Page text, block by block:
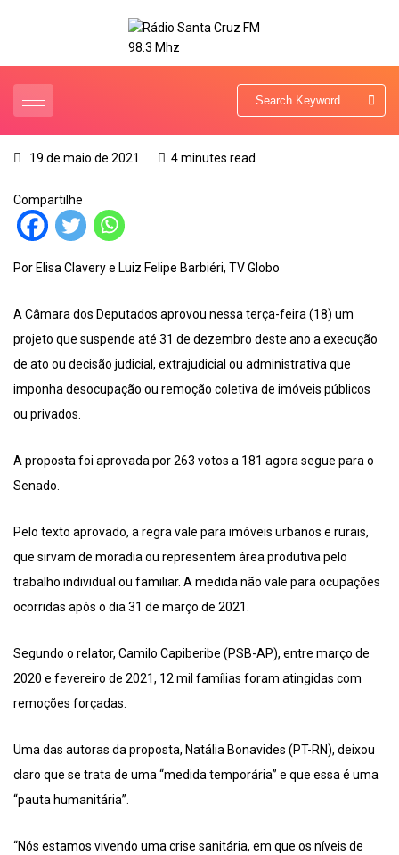
19 de maio de 2021 4 minutes read
Compartilhe
Por Elisa Clavery e Luiz Felipe Barbiéri, TV Globo
A Câmara dos Deputados aprovou nessa terça-feira (18) um
projeto que suspende até 31 de dezembro deste ano a execução
de ato ou decisão judicial, extrajudicial ou administrativa que
imponha desocupação ou remoção coletiva de imóveis públicos
ou privados.
A proposta foi aprovada por 263 votos a 181 agora segue para o
Senado.
Pelo texto aprovado, a regra vale para imóveis urbanos e rurais,
que sirvam de moradia ou representem área produtiva pelo
trabalho individual ou familiar. A medida não vale para ocupações
ocorridas após o dia 31 de março de 2021.
Segundo o relator, Camilo Capiberibe (PSB-AP), entre março de
2020 e fevereiro de 2021, 12 mil famílias foram atingidas com
remoções forçadas.
Uma das autoras da proposta, Natália Bonavides (PT-RN), deixou
claro que se trata de uma “medida temporária” e que essa é uma
“pauta humanitária”.
“Nós estamos vivendo uma crise sanitária, em que os níveis de